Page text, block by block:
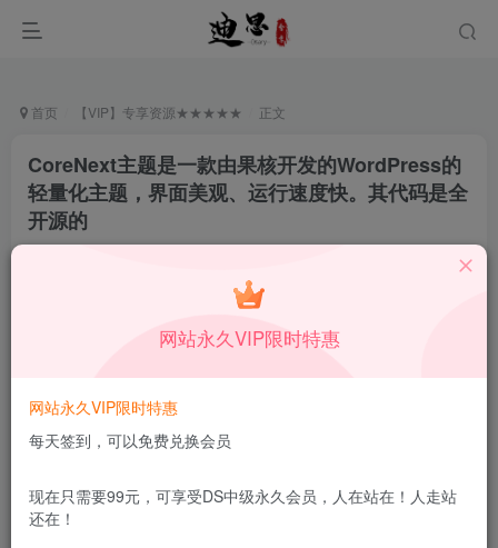
首页 【VIP】专享资源★★★★★ 正文
CoreNext主题是一款由果核开发的WordPress的
轻量化主题，界面美观、运行速度快。其代码是全
开源的
私信
此内容为付费资源，请付费后查看
9.9
DS中级会员免费 DS高级会员免费
网站永久VIP限时特惠
网站永久VIP限时特惠
每天签到，可以免费兑换会员
现在只需要99元，可享受DS中级永久会员，人在站在！人走站
还在！